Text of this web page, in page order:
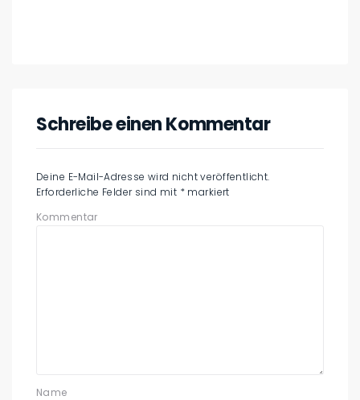
Schreibe einen Kommentar
Deine E-Mail-Adresse wird nicht veröffentlicht.
Erforderliche Felder sind mit * markiert
Kommentar
Name